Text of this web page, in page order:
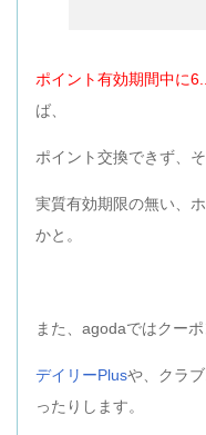
ポイント有効期間中に
ば、
ポイント交換できず、
実質有効期限の無い、
かと。
また、agodaではクーポ
デイリーPlusや、クラ
ったりします。